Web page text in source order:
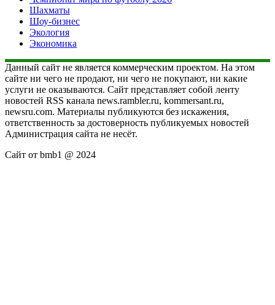
Шахматы
Шоу-бизнес
Экология
Экономика
Данный сайт не является коммерческим проектом. На этом
сайте ни чего не продают, ни чего не покупают, ни какие
услуги не оказываются. Сайт представляет собой ленту
новостей RSS канала news.rambler.ru, kommersant.ru,
newsru.com. Материалы публикуются без искажения,
ответственность за достоверность публикуемых новостей
Администрация сайта не несёт.
Сайт от bmb1 @ 2024